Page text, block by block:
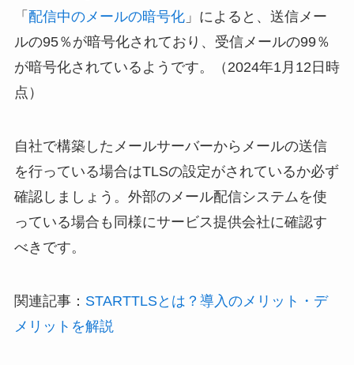
「 配信中のメールの暗号化」によると、送信メー
ルの95％が暗号化されており、受信メールの99％
が暗号化されているようです。（2024年1月12日時
点）
自社で構築したメールサーバーからメールの送信
を行っている場合はTLSの設定がされているか必ず
確認しましょう。外部のメール配信システムを使
っている場合も同様にサービス提供会社に確認す
べきです。
関連記事： STARTTLSとは？導入のメリット・デ
メリットを解説